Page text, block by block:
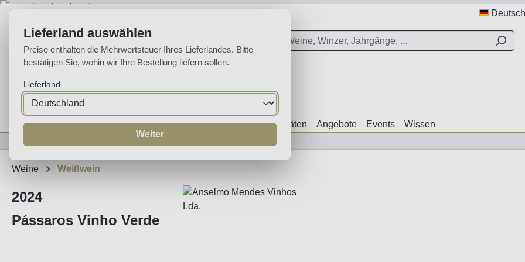
Deutsch
Home Weine Likörweine Espumante Aguardente Spezialitäten Angebote Events Wissen
Weine Weißwein
2024
Pássaros Vinho Verde
Lieferland auswählen
Preise enthalten die Mehrwertsteuer Ihres Lieferlandes. Bitte
bestätigen Sie, wohin wir Ihre Bestellung liefern sollen.
Lieferland
Weiter